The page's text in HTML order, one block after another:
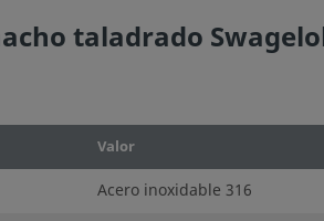
taladrado
Valor
Acero inoxidable 316